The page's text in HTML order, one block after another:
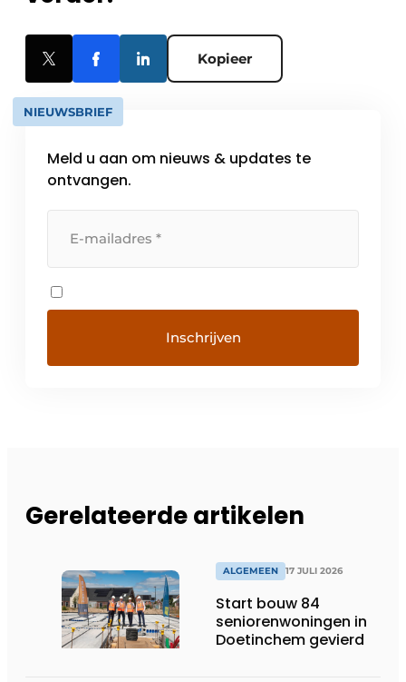
Kopieer
NIEUWSBRIEF
Meld u aan om nieuws & updates te
ontvangen.
Gerelateerde artikelen
ALGEMEEN 17 JULI 2026
Start bouw 84
seniorenwoningen in
Doetinchem gevierd